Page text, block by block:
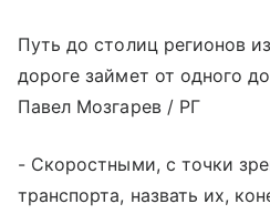
Путь до столиц регионов
дороге займет от одного
Павел Мозгарев / РГ
- Скоростными, с точки
транспорта, назвать их,